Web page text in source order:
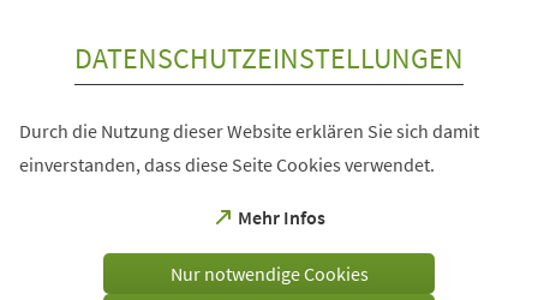
DATENSCHUTZEINSTELLUNGEN
Durch die Nutzung dieser Website erklären Sie sich damit
einverstanden, dass diese Seite Cookies verwendet.
Mehr Infos
(Öffnet
einem
Nur notwendige Cookies